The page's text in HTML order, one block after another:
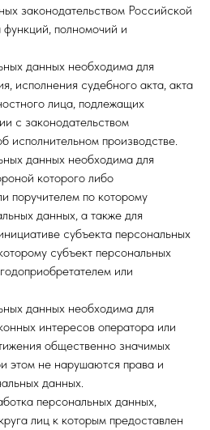
законодательством Российской
полномочий и
данных необходима для
исполнения судебного акта, акта
лица, подлежащих
с законодательством
исполнительном производстве.
данных необходима для
которого либо
поручителем по которому
данных, а также для
субъекта персональных
субъект персональных
или
данных необходима для
интересов оператора или
общественно значимых
этом не нарушаются права и
данных.
персональных данных,
лиц к которым предоставлен